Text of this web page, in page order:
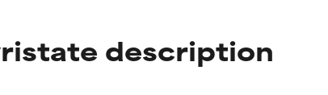
description